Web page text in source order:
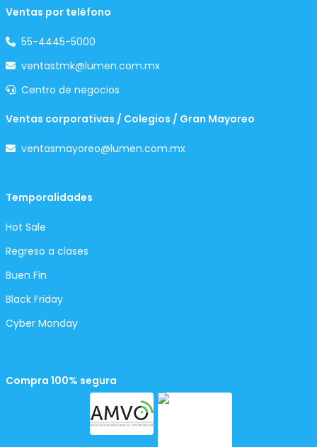
Ventas por teléfono
55-4445-5000
ventastmk@lumen.com.mx
Centro de negocios
Ventas corporativas / Colegios / Gran Mayoreo
ventasmayoreo@lumen.com.mx
Temporalidades
Hot Sale
Regreso a clases
Buen Fin
Black Friday
Cyber Monday
Compra 100% segura